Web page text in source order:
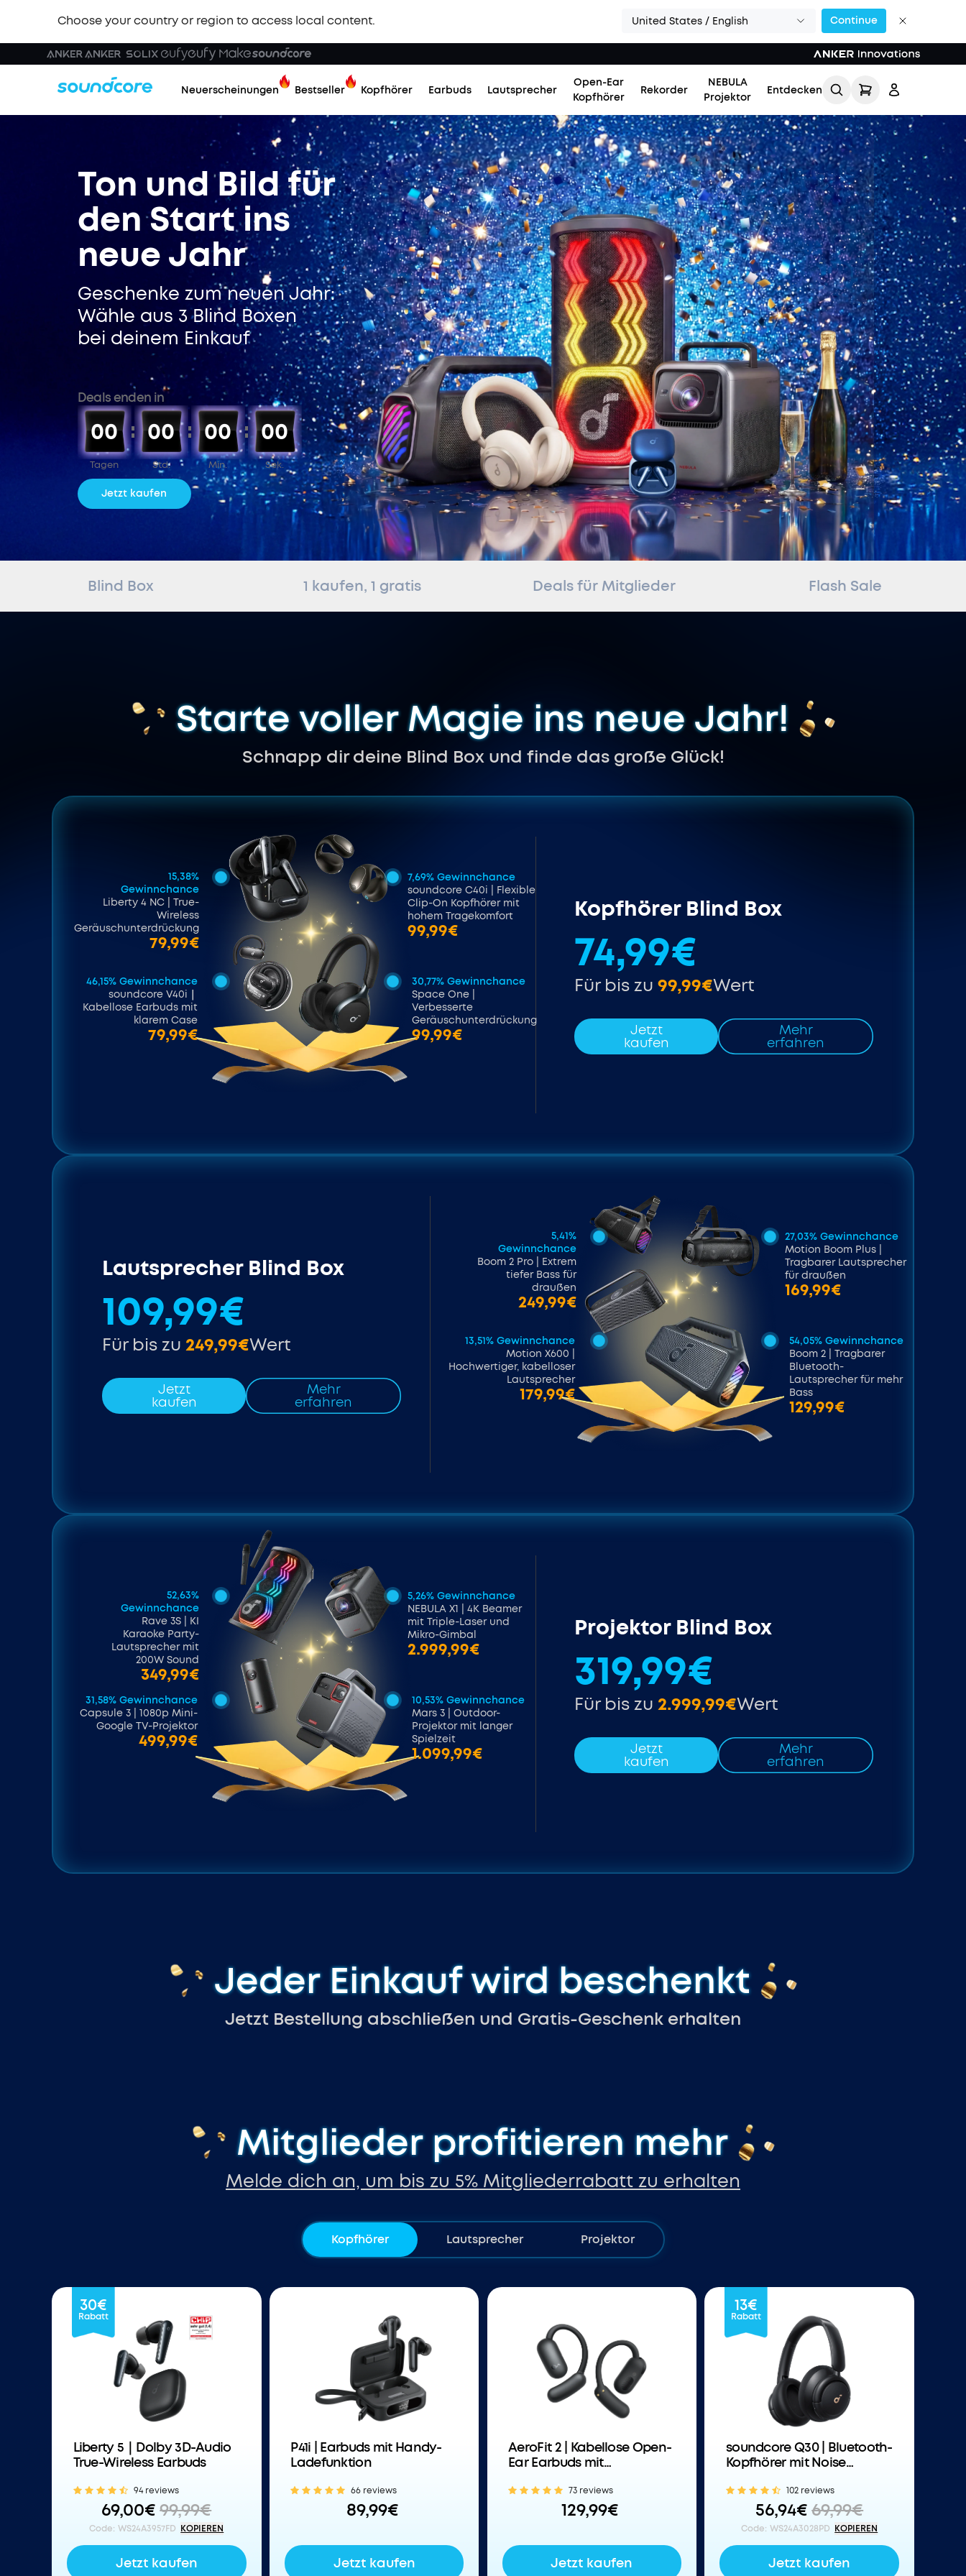
Choose your country or region to access local content. United States / English Continue
Neuerscheinungen Bestseller Kopfhörer Earbuds Lautsprecher
Open-Ear
Kopfhörer
Rekorder
NEBULA
Projektor
Entdecken
Einloggen
Meine Bestellung
verfolgen
Lade Freunde ein & erhalte
bis zu 80€ pro Empfehlung
Ton und Bild für
den Start ins
neue Jahr
Geschenke zum neuen Jahr:
Wähle aus 3 Blind Boxen
bei deinem Einkauf
Deals enden in
00
Tagen
00
Std.
00
Min.
00
Sek.
Jetzt kaufen
Blind Box 1 kaufen, 1 gratis Deals für Mitglieder Flash Sale
Starte voller Magie ins neue Jahr!
Schnapp dir deine Blind Box und finde das große Glück!
15,38%
Gewinnchance
Liberty 4 NC | True-
Wireless
Geräuschunterdrückung
79,99€
46,15% Gewinnchance
soundcore V40i｜
Kabellose Earbuds mit
klarem Case
79,99€
7,69% Gewinnchance
soundcore C40i | Flexible
Clip-On Kopfhörer mit
hohem Tragekomfort
99,99€
30,77% Gewinnchance
Space One |
Verbesserte
Geräuschunterdrückung
99,99€
Kopfhörer Blind Box
74,99€
Für bis zu99,99€Wert
Jetzt
kaufen
Mehr
erfahren
5,41%
Gewinnchance
Boom 2 Pro | Extrem
tiefer Bass für
draußen
249,99€
13,51% Gewinnchance
Motion X600 |
Hochwertiger, kabelloser
Lautsprecher
179,99€
27,03% Gewinnchance
Motion Boom Plus |
Tragbarer Lautsprecher
für draußen
169,99€
54,05% Gewinnchance
Boom 2 | Tragbarer
Bluetooth-
Lautsprecher für mehr
Bass
129,99€
Lautsprecher Blind Box
109,99€
Für bis zu 249,99€Wert
Jetzt
kaufen
Mehr
erfahren
52,63%
Gewinnchance
Rave 3S | KI
Karaoke Party-
Lautsprecher mit
200W Sound
349,99€
31,58% Gewinnchance
Capsule 3 | 1080p Mini-
Google TV-Projektor
499,99€
5,26% Gewinnchance
NEBULA X1 | 4K Beamer
mit Triple-Laser und
Mikro-Gimbal
2.999,99€
10,53% Gewinnchance
Mars 3 | Outdoor-
Projektor mit langer
Spielzeit
1.099,99€
Projektor Blind Box
319,99€
Für bis zu2.999,99€Wert
Jetzt
kaufen
Mehr
erfahren
Jeder Einkauf wird beschenkt
Jetzt Bestellung abschließen und Gratis-Geschenk erhalten
Mitglieder profitieren mehr
Melde dich an, um bis zu 5% Mitgliederrabatt zu erhalten
Kopfhörer Lautsprecher Projektor
30€
Rabatt
Liberty 5｜Dolby 3D-Audio
True-Wireless Earbuds
94 reviews
69,00€99,99€
Code: WS24A3957FD KOPIEREN
Jetzt kaufen
P41i | Earbuds mit Handy-
Ladefunktion
66 reviews
89,99€
Jetzt kaufen
AeroFit 2 | Kabellose Open-
Ear Earbuds mit
73 reviews
129,99€
Jetzt kaufen
13€
Rabatt
soundcore Q30 | Bluetooth-
Kopfhörer mit Noise
102 reviews
56,94€69,99€
Code: WS24A3028PD KOPIEREN
Jetzt kaufen